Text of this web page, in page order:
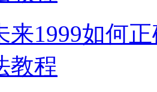
来1999如何
教程